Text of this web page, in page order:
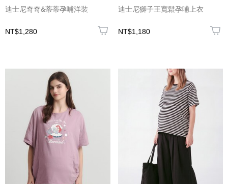
迪士尼奇奇&蒂蒂孕哺洋裝
NT$1,280
迪士尼獅子王寬鬆孕哺上衣
NT$1,180